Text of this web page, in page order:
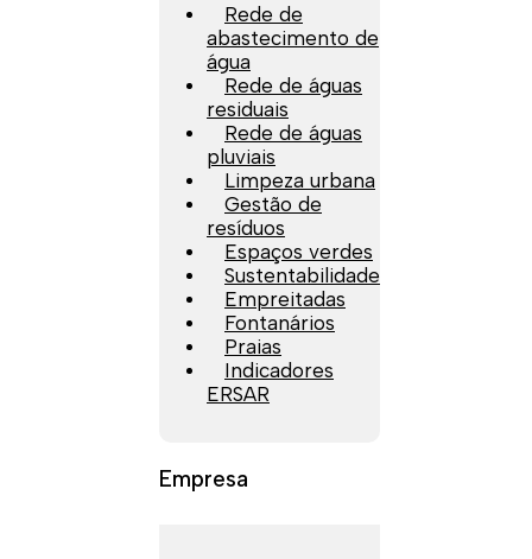
Rede de
abastecimento de
água
Rede de águas
residuais
Rede de águas
pluviais
Limpeza urbana
Gestão de
resíduos
Espaços verdes
Sustentabilidade
Empreitadas
Fontanários
Praias
Indicadores
ERSAR
Empresa